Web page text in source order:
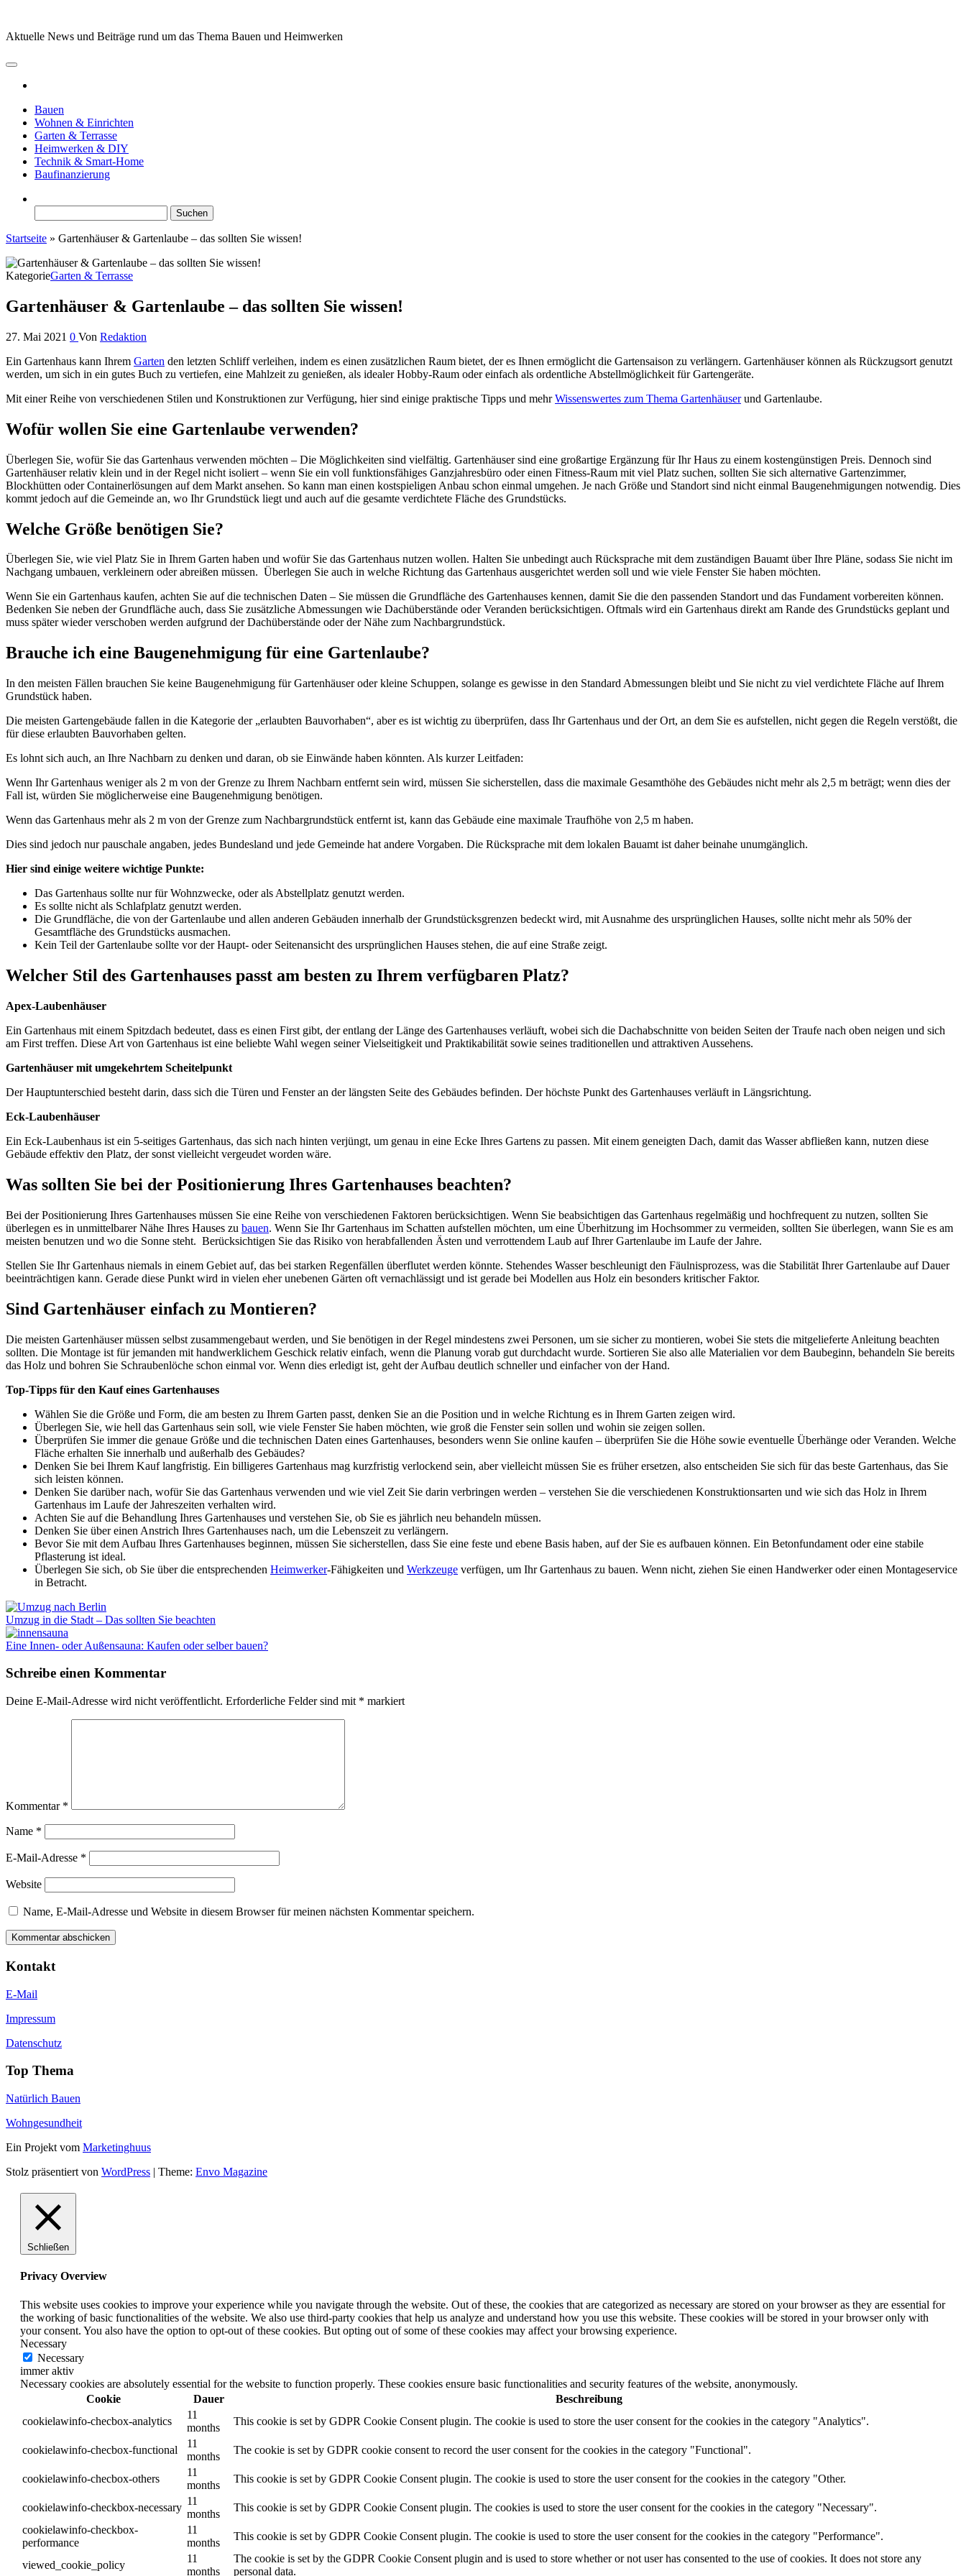
springen
Aktuelle News und Beiträge rund um das Thema Bauen und Heimwerken
Bauen
Wohnen & Einrichten
Garten & Terrasse
Heimwerken & DIY
Technik & Smart-Home
Baufinanzierung
nach:
Startseite » Gartenhäuser & Gartenlaube – das sollten Sie wissen!
KategorieGarten & Terrasse
Gartenhäuser & Gartenlaube – das sollten Sie wissen!
27. Mai 2021 0 Von Redaktion
Ein Gartenhaus kann Ihrem Garten den letzten Schliff verleihen, indem es einen zusätzlichen Raum bietet, der es Ihnen ermöglicht die Gartensaison zu verlängern. Gartenhäuser können als Rückzugsort genutzt
werden, um sich in ein gutes Buch zu vertiefen, eine Mahlzeit zu genießen, als idealer Hobby-Raum oder einfach als ordentliche Abstellmöglichkeit für Gartengeräte.
Mit einer Reihe von verschiedenen Stilen und Konstruktionen zur Verfügung, hier sind einige praktische Tipps und mehrWissenswertes zum Thema Gartenhäuserund Gartenlaube.
Wofür wollen Sie eine Gartenlaube verwenden?
Überlegen Sie, wofür Sie das Gartenhaus verwenden möchten – Die Möglichkeiten sind vielfältig. Gartenhäuser sind eine großartige Ergänzung für Ihr Haus zu einem kostengünstigen Preis. Dennoch sind
Gartenhäuser relativ klein und in der Regel nicht isoliert – wenn Sie ein voll funktionsfähiges Ganzjahresbüro oder einen Fitness-Raum mit viel Platz suchen, sollten Sie sich alternative Gartenzimmer,
Blockhütten oder Containerlösungen auf dem Markt ansehen. So kann man einen kostspieligen Anbau schon einmal umgehen. Je nach Größe und Standort sind nicht einmal Baugenehmigungen notwendig. Dies
kommt jedoch auf die Gemeinde an, wo Ihr Grundstück liegt und auch auf die gesamte verdichtete Fläche des Grundstücks.
Welche Größe benötigen Sie?
Überlegen Sie, wie viel Platz Sie in Ihrem Garten haben und wofür Sie das Gartenhaus nutzen wollen. Halten Sie unbedingt auch Rücksprache mit dem zuständigen Bauamt über Ihre Pläne, sodass Sie nicht im
Nachgang umbauen, verkleinern oder abreißen müssen. Überlegen Sie auch in welche Richtung das Gartenhaus ausgerichtet werden soll und wie viele Fenster Sie haben möchten.
Wenn Sie ein Gartenhaus kaufen, achten Sie auf die technischen Daten – Sie müssen die Grundfläche des Gartenhauses kennen, damit Sie die den passenden Standort und das Fundament vorbereiten können.
Bedenken Sie neben der Grundfläche auch, dass Sie zusätzliche Abmessungen wie Dachüberstände oder Veranden berücksichtigen. Oftmals wird ein Gartenhaus direkt am Rande des Grundstücks geplant und
muss später wieder verschoben werden aufgrund der Dachüberstände oder der Nähe zum Nachbargrundstück.
Brauche ich eine Baugenehmigung für eine Gartenlaube?
In den meisten Fällen brauchen Sie keine Baugenehmigung für Gartenhäuser oder kleine Schuppen, solange es gewisse in den Standard Abmessungen bleibt und Sie nicht zu viel verdichtete Fläche auf Ihrem
Grundstück haben.
Die meisten Gartengebäude fallen in die Kategorie der „erlaubten Bauvorhaben“, aber es ist wichtig zu überprüfen, dass Ihr Gartenhaus und der Ort, an dem Sie es aufstellen, nicht gegen die Regeln verstößt, die
für diese erlaubten Bauvorhaben gelten.
Es lohnt sich auch, an Ihre Nachbarn zu denken und daran, ob sie Einwände haben könnten. Als kurzer Leitfaden:
Wenn Ihr Gartenhaus weniger als 2 m von der Grenze zu Ihrem Nachbarn entfernt sein wird, müssen Sie sicherstellen, dass die maximale Gesamthöhe des Gebäudes nicht mehr als 2,5 m beträgt; wenn dies der
Fall ist, würden Sie möglicherweise eine Baugenehmigung benötigen.
Wenn das Gartenhaus mehr als 2 m von der Grenze zum Nachbargrundstück entfernt ist, kann das Gebäude eine maximale Traufhöhe von 2,5 m haben.
Dies sind jedoch nur pauschale angaben, jedes Bundesland und jede Gemeinde hat andere Vorgaben. Die Rücksprache mit dem lokalen Bauamt ist daher beinahe unumgänglich.
Hier sind einige weitere wichtige Punkte:
Das Gartenhaus sollte nur für Wohnzwecke, oder als Abstellplatz genutzt werden.
Es sollte nicht als Schlafplatz genutzt werden.
Die Grundfläche, die von der Gartenlaube und allen anderen Gebäuden innerhalb der Grundstücksgrenzen bedeckt wird, mit Ausnahme des ursprünglichen Hauses, sollte nicht mehr als 50% der
Gesamtfläche des Grundstücks ausmachen.
Kein Teil der Gartenlaube sollte vor der Haupt- oder Seitenansicht des ursprünglichen Hauses stehen, die auf eine Straße zeigt.
Welcher Stil des Gartenhauses passt am besten zu Ihrem verfügbaren Platz?
Apex-Laubenhäuser
Ein Gartenhaus mit einem Spitzdach bedeutet, dass es einen First gibt, der entlang der Länge des Gartenhauses verläuft, wobei sich die Dachabschnitte von beiden Seiten der Traufe nach oben neigen und sich
am First treffen. Diese Art von Gartenhaus ist eine beliebte Wahl wegen seiner Vielseitigkeit und Praktikabilität sowie seines traditionellen und attraktiven Aussehens.
Gartenhäuser mit umgekehrtem Scheitelpunkt
Der Hauptunterschied besteht darin, dass sich die Türen und Fenster an der längsten Seite des Gebäudes befinden. Der höchste Punkt des Gartenhauses verläuft in Längsrichtung.
Eck-Laubenhäuser
Ein Eck-Laubenhaus ist ein 5-seitiges Gartenhaus, das sich nach hinten verjüngt, um genau in eine Ecke Ihres Gartens zu passen. Mit einem geneigten Dach, damit das Wasser abfließen kann, nutzen diese
Gebäude effektiv den Platz, der sonst vielleicht vergeudet worden wäre.
Was sollten Sie bei der Positionierung Ihres Gartenhauses beachten?
Bei der Positionierung Ihres Gartenhauses müssen Sie eine Reihe von verschiedenen Faktoren berücksichtigen. Wenn Sie beabsichtigen das Gartenhaus regelmäßig und hochfrequent zu nutzen, sollten Sie
überlegen es in unmittelbarer Nähe Ihres Hauses zu bauen. Wenn Sie Ihr Gartenhaus im Schatten aufstellen möchten, um eine Überhitzung im Hochsommer zu vermeiden, sollten Sie überlegen, wann Sie es am
meisten benutzen und wo die Sonne steht. Berücksichtigen Sie das Risiko von herabfallenden Ästen und verrottendem Laub auf Ihrer Gartenlaube im Laufe der Jahre.
Stellen Sie Ihr Gartenhaus niemals in einem Gebiet auf, das bei starken Regenfällen überflutet werden könnte. Stehendes Wasser beschleunigt den Fäulnisprozess, was die Stabilität Ihrer Gartenlaube auf Dauer
beeinträchtigen kann. Gerade diese Punkt wird in vielen eher unebenen Gärten oft vernachlässigt und ist gerade bei Modellen aus Holz ein besonders kritischer Faktor.
Sind Gartenhäuser einfach zu Montieren?
Die meisten Gartenhäuser müssen selbst zusammengebaut werden, und Sie benötigen in der Regel mindestens zwei Personen, um sie sicher zu montieren, wobei Sie stets die mitgelieferte Anleitung beachten
sollten. Die Montage ist für jemanden mit handwerklichem Geschick relativ einfach, wenn die Planung vorab gut durchdacht wurde. Sortieren Sie also alle Materialien vor dem Baubeginn, behandeln Sie bereits
das Holz und bohren Sie Schraubenlöche schon einmal vor. Wenn dies erledigt ist, geht der Aufbau deutlich schneller und einfacher von der Hand.
Top-Tipps für den Kauf eines Gartenhauses
Wählen Sie die Größe und Form, die am besten zu Ihrem Garten passt, denken Sie an die Position und in welche Richtung es in Ihrem Garten zeigen wird.
Überlegen Sie, wie hell das Gartenhaus sein soll, wie viele Fenster Sie haben möchten, wie groß die Fenster sein sollen und wohin sie zeigen sollen.
Überprüfen Sie immer die genaue Größe und die technischen Daten eines Gartenhauses, besonders wenn Sie online kaufen – überprüfen Sie die Höhe sowie eventuelle Überhänge oder Veranden. Welche
Fläche erhalten Sie innerhalb und außerhalb des Gebäudes?
Denken Sie bei Ihrem Kauf langfristig. Ein billigeres Gartenhaus mag kurzfristig verlockend sein, aber vielleicht müssen Sie es früher ersetzen, also entscheiden Sie sich für das beste Gartenhaus, das Sie
sich leisten können.
Denken Sie darüber nach, wofür Sie das Gartenhaus verwenden und wie viel Zeit Sie darin verbringen werden – verstehen Sie die verschiedenen Konstruktionsarten und wie sich das Holz in Ihrem
Gartenhaus im Laufe der Jahreszeiten verhalten wird.
Achten Sie auf die Behandlung Ihres Gartenhauses und verstehen Sie, ob Sie es jährlich neu behandeln müssen.
Denken Sie über einen Anstrich Ihres Gartenhauses nach, um die Lebenszeit zu verlängern.
Bevor Sie mit dem Aufbau Ihres Gartenhauses beginnen, müssen Sie sicherstellen, dass Sie eine feste und ebene Basis haben, auf der Sie es aufbauen können. Ein Betonfundament oder eine stabile
Pflasterung ist ideal.
Überlegen Sie sich, ob Sie über die entsprechenden Heimwerker-Fähigkeiten und Werkzeuge verfügen, um Ihr Gartenhaus zu bauen. Wenn nicht, ziehen Sie einen Handwerker oder einen Montageservice
in Betracht.
Umzug in die Stadt – Das sollten Sie beachten
Eine Innen- oder Außensauna: Kaufen oder selber bauen?
Schreibe einen Kommentar
Deine E-Mail-Adresse wird nicht veröffentlicht. Erforderliche Felder sind mit * markiert
Kommentar *
Name *
E-Mail-Adresse *
Website
Name, E-Mail-Adresse und Website in diesem Browser für meinen nächsten Kommentar speichern.
Kontakt
E-Mail
Impressum
Datenschutz
Top Thema
Natürlich Bauen
Wohngesundheit
Ein Projekt vom Marketinghuus
Stolz präsentiert von WordPress | Theme: Envo Magazine
Schließen
Privacy Overview
This website uses cookies to improve your experience while you navigate through the website. Out of these, the cookies that are categorized as necessary are stored on your browser as they are essential for
the working of basic functionalities of the website. We also use third-party cookies that help us analyze and understand how you use this website. These cookies will be stored in your browser only with
your consent. You also have the option to opt-out of these cookies. But opting out of some of these cookies may affect your browsing experience.
Necessary
Necessary
immer aktiv
Necessary cookies are absolutely essential for the website to function properly. These cookies ensure basic functionalities and security features of the website, anonymously.
Cookie
Dauer
Beschreibung
cookielawinfo-checbox-analytics
11
months
This cookie is set by GDPR Cookie Consent plugin. The cookie is used to store the user consent for the cookies in the category "Analytics".
cookielawinfo-checbox-functional
11
months
The cookie is set by GDPR cookie consent to record the user consent for the cookies in the category "Functional".
cookielawinfo-checbox-others
11
months
This cookie is set by GDPR Cookie Consent plugin. The cookie is used to store the user consent for the cookies in the category "Other.
cookielawinfo-checkbox-necessary
11
months
This cookie is set by GDPR Cookie Consent plugin. The cookies is used to store the user consent for the cookies in the category "Necessary".
cookielawinfo-checkbox-
performance
11
months
This cookie is set by GDPR Cookie Consent plugin. The cookie is used to store the user consent for the cookies in the category "Performance".
viewed_cookie_policy
11
months
The cookie is set by the GDPR Cookie Consent plugin and is used to store whether or not user has consented to the use of cookies. It does not store any
personal data.